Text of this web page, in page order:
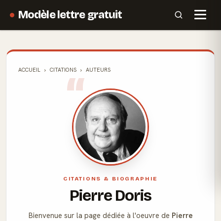
Modèle lettre gratuit
ACCUEIL CITATIONS AUTEURS
CITATIONS & BIOGRAPHIE
Pierre Doris
Bienvenue sur la page dédiée à l'oeuvre de Pierre